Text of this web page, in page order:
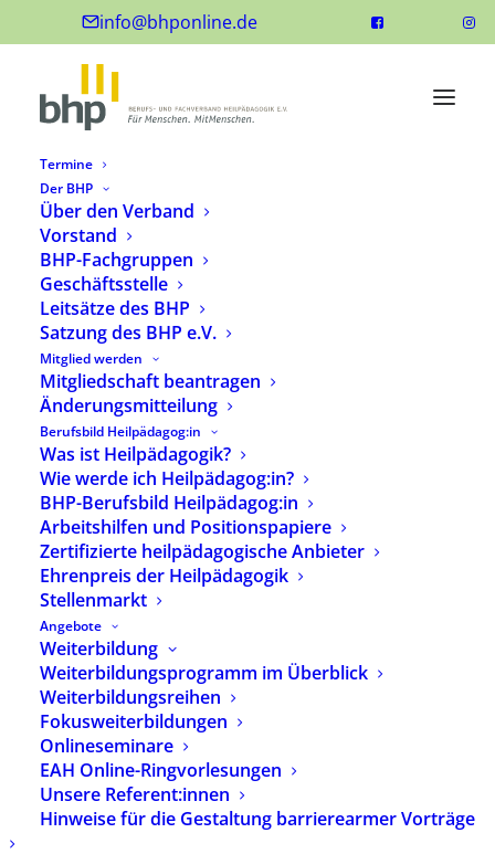
info@bhponline.de
Termine
Der BHP
Über den Verband
Vorstand
BHP-Fachgruppen
Geschäftsstelle
Leitsätze des BHP
Satzung des BHP e.V.
Mitglied werden
Mitgliedschaft beantragen
Änderungsmitteilung
Berufsbild Heilpädagog:in
Was ist Heilpädagogik?
Wie werde ich Heilpädagog:in?
BHP-Berufsbild Heilpädagog:in
Arbeitshilfen und Positionspapiere
Zertifizierte heilpädagogische Anbieter
Ehrenpreis der Heilpädagogik
Stellenmarkt
Angebote
Weiterbildung
Weiterbildungsprogramm im Überblick
Weiterbildungsreihen
Fokusweiterbildungen
Onlineseminare
EAH Online-Ringvorlesungen
Unsere Referent:innen
Hinweise für die Gestaltung barrierearmer Vorträge